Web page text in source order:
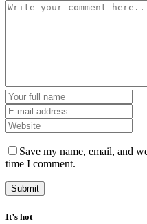
Save my name, email, and
time I comment.
It’s hot